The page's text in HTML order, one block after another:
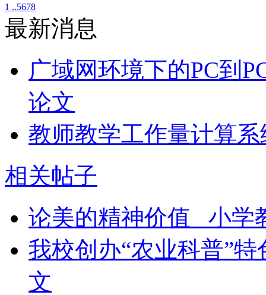
1 ..5678
最新消息
广域网环境下的PC到
论文
教师教学工作量计算
相关帖子
论美的精神价值 _小学
我校创办“农业科普”
文